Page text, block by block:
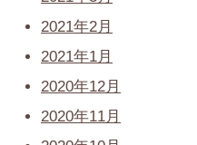
2021年2月
2021年1月
2020年12月
2020年11月